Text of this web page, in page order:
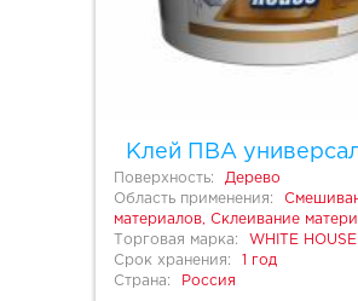
Клей ПВА
Поверхность:
Дерево
Область применения:
материалов, Склеивание
Торговая марка:
WHITE HOUSE
Срок хранения:
1 год
Страна:
Россия